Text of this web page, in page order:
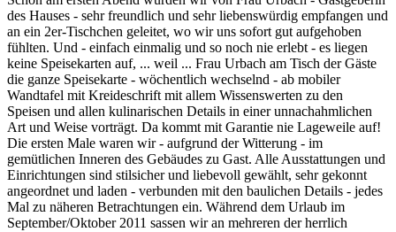
des Hauses - sehr freundlich und sehr liebenswürdig empfangen und
an ein 2er-Tischchen geleitet, wo wir uns sofort gut aufgehoben
fühlten. Und - einfach einmalig und so noch nie erlebt - es liegen
keine Speisekarten auf, ... weil ... Frau Urbach am Tisch der Gäste
die ganze Speisekarte - wöchentlich wechselnd - ab mobiler
Wandtafel mit Kreideschrift mit allem Wissenswerten zu den
Speisen und allen kulinarischen Details in einer unnachahmlichen
Art und Weise vorträgt. Da kommt mit Garantie nie Lageweile auf!
Die ersten Male waren wir - aufgrund der Witterung - im
gemütlichen Inneren des Gebäudes zu Gast. Alle Ausstattungen und
Einrichtungen sind stilsicher und liebevoll gewählt, sehr gekonnt
angeordnet und laden - verbunden mit den baulichen Details - jedes
Mal zu näheren Betrachtungen ein. Während dem Urlaub im
September/Oktober 2011 sassen wir an mehreren der herrlich